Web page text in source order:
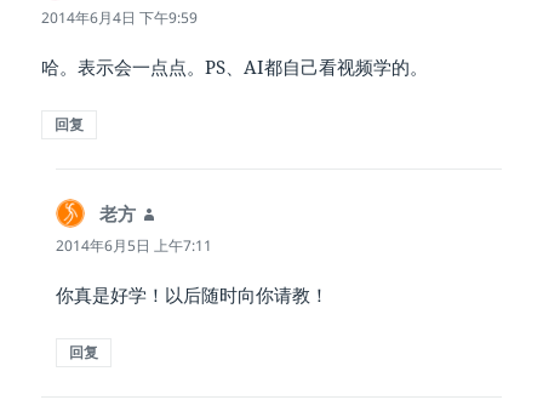
道：
2014年6月4日 下午9:59
哈。表示会一点点。PS、AI都自己看视频学的。
回复
老方
道：
2014年6月5日 上午7:11
你真是好学！以后随时向你请教！
回复